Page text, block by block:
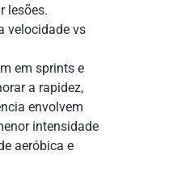
lesões.
velocidade vs
em sprints e
a rapidez,
envolvem
intensidade
aeróbica e